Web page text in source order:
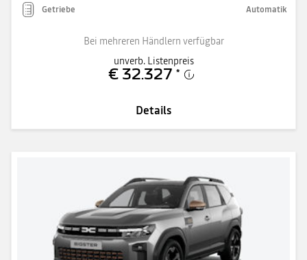
Getriebe Automatik
Bei mehreren Händlern verfügbar
unverb. Listenpreis
€ 32.327 *
Details